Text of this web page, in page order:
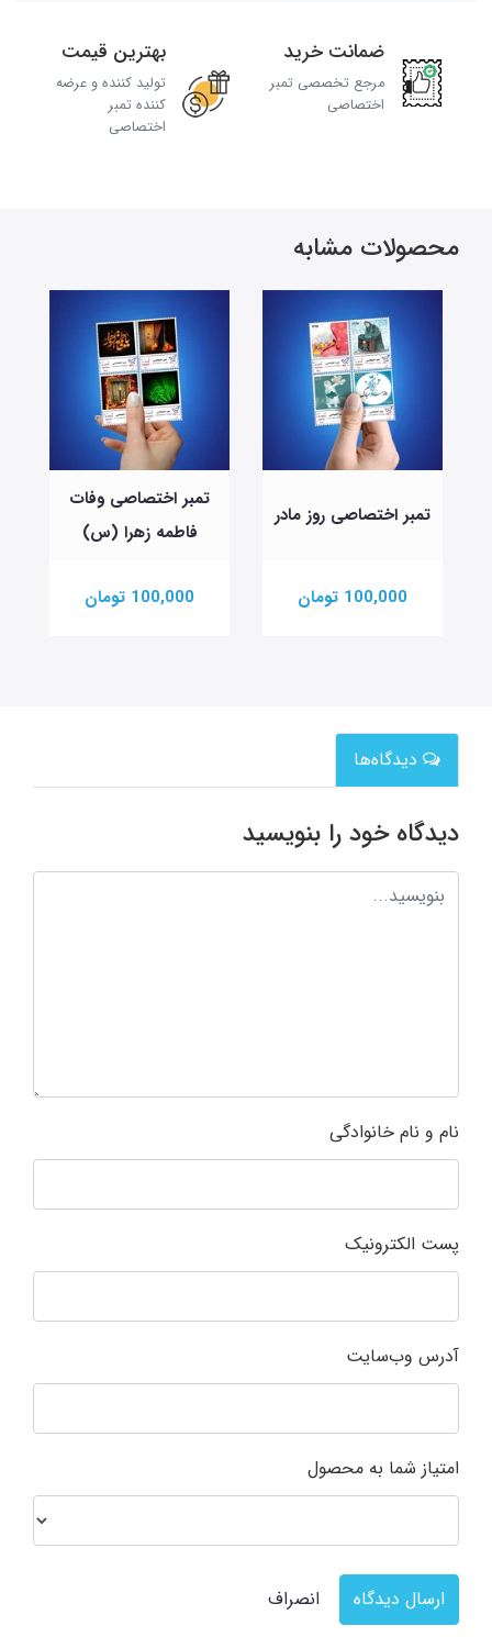
ضمانت خرید
مرجع تخصصی تمبر
اختصاصی
بهترین قیمت
تولید کننده و عرضه
کننده تمبر
اختصاصی
محصولات مشابه
تمبر اختصاصی روز مادر
100,000 تومان
تمبر اختصاصی وفات
فاطمه زهرا (س)
100,000 تومان
دیدگاه‌ها
دیدگاه خود را بنویسید
نام و نام خانوادگی
پست الکترونیک
آدرس وب‌سایت
امتیاز شما به محصول
ارسال دیدگاه انصراف